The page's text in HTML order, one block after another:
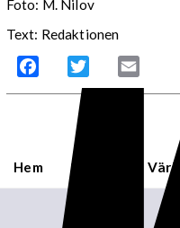
Foto: M. Nilov
Text: Redaktionen
Facebook Twitter
Hem Sverige